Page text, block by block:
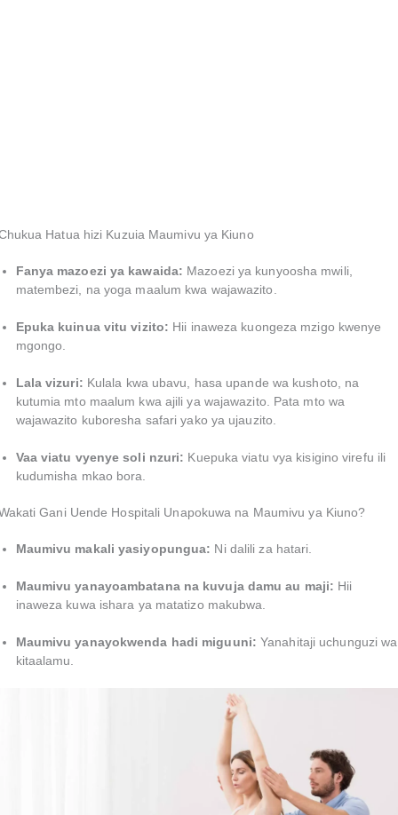
Hatua hizi Kuzuia Maumivu ya Kiuno
Fanya mazoezi ya kawaida: Mazoezi ya kunyoosha mwili,
matembezi, na yoga maalum kwa wajawazito.
Epuka kuinua vitu vizito: Hii inaweza kuongeza mzigo kwenye
mgongo.
Lala vizuri: Kulala kwa ubavu, hasa upande wa kushoto, na
kutumia mto maalum kwa ajili ya wajawazito. Pata mto wa
wajawazito kuboresha safari yako ya ujauzito.
Vaa viatu vyenye soli nzuri: Kuepuka viatu vya kisigino virefu ili
kudumisha mkao bora.
Gani Uende Hospitali Unapokuwa na Maumivu ya Kiuno?
Maumivu makali yasiyopungua: Ni dalili za hatari.
Maumivu yanayoambatana na kuvuja damu au maji: Hii
inaweza kuwa ishara ya matatizo makubwa.
Maumivu yanayokwenda hadi miguuni: Yanahitaji uchunguzi wa
kitaalamu.